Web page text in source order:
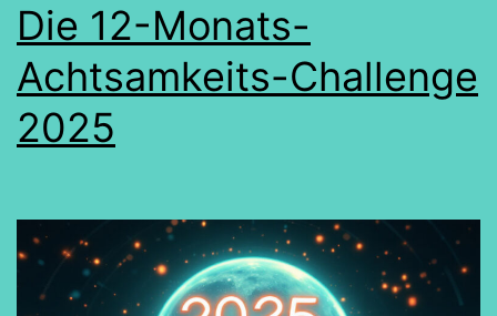
Die 12-Monats-
Achtsamkeits-Challenge
2025